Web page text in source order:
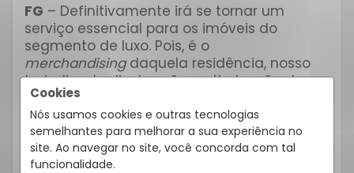
Cookies
Nós usamos cookies e outras tecnologias
semelhantes para melhorar a sua experiência no
site. Ao navegar no site, você concorda com tal
funcionalidade.
FG – Definitivamente irá se tornar um
serviço essencial para os imóveis do
segmento de luxo. Pois, é o
merchandisingdaquela residência, nosso
trabalho de divulgação e otimização de
espaços está ali, promovendo experiências
multissensoriais, pensando nos futuros
compradores.
SL– Será essencial como é nos Estados